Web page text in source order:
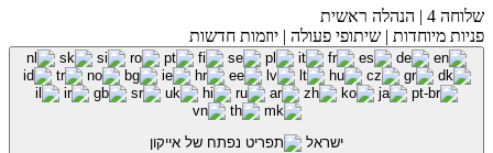
שלוחה 4 | הנהלה ראשית
פניות מיוחדות | שיתופי פעולה | יוזמות חדשות
ישראל